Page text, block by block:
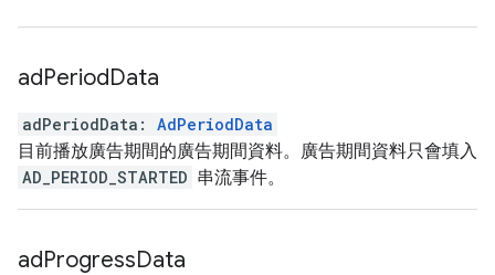
adPeriodData
adPeriodData :
AdPeriodData
目前播放廣告期間的廣告期間資料。廣告期間資料只會填入
AD_PERIOD_STARTED 串流事件。
adProgressData